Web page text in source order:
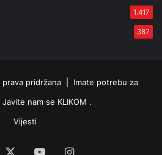
1.417
387
pridržana | Imate potrebu za
nam se KLIKOM .
Vijesti
YouTubeInstagram